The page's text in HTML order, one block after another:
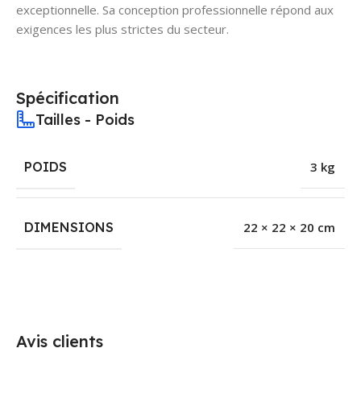
exceptionnelle. Sa conception professionnelle répond aux
exigences les plus strictes du secteur.
Spécification
Tailles - Poids
POIDS 3 kg
DIMENSIONS 22 × 22 × 20 cm
Avis clients